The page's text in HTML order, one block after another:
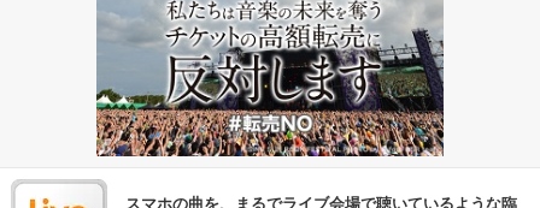
スマホの曲を、まるでライブ会場で聴いているような臨